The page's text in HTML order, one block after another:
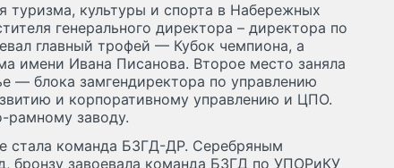
туризма, культуры и спорта в Набережных
генерального директора – директора по
главный трофей — Кубок чемпиона, а
имени Ивана Писанова. Второе место заняла
— блока замгендиректора по управлению
и корпоративному управлению и ЦПО.
рамному заводу.
стала команда БЗГД-ДР. Серебряным
бронзу завоевала команда БЗГД по УПОРиКУ